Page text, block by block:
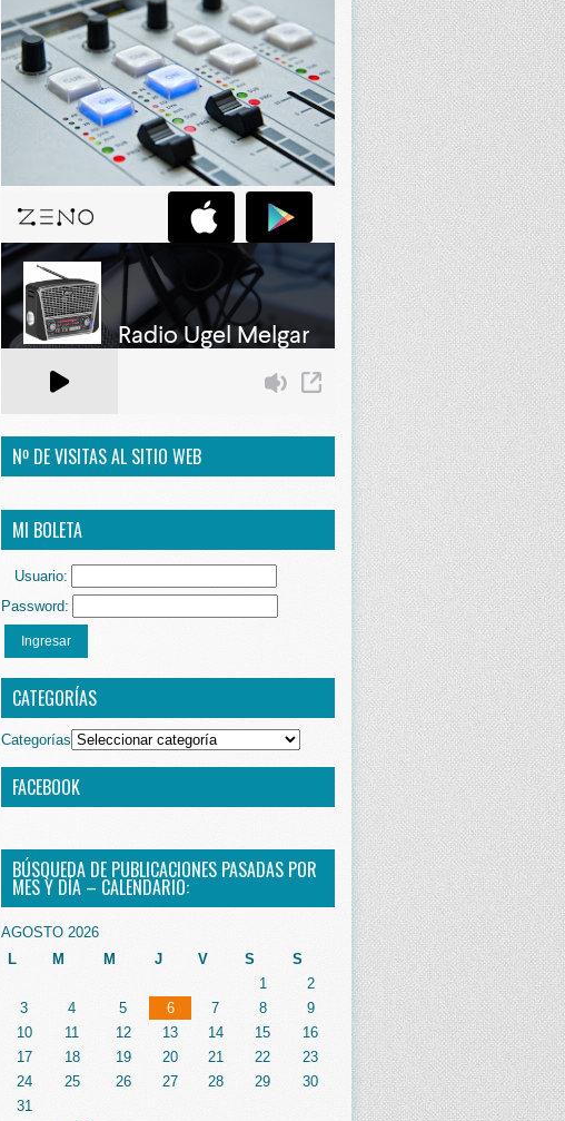
Nº DE VISITAS AL SITIO WEB
MI BOLETA
Usuario:
Password:
Ingresar
CATEGORÍAS
Categorías
FACEBOOK
BÚSQUEDA DE PUBLICACIONES PASADAS POR
MES Y DÍA – CALENDARIO:
AGOSTO 2026
L
M M J V S S
1
2
3
4 5 6 7 8
9
10
11 12 13 14 15
16
17
18 19 20 21 22
23
24
25 26 27 28 29
30
31